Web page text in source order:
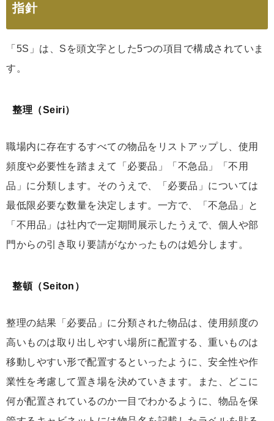
指針
「5S」は、Sを頭文字とした5つの項目で構成されていま
す。
整理（Seiri）
職場内に存在するすべての物品をリストアップし、使用
頻度や必要性を踏まえて「必要品」「不急品」「不用
品」に分類します。そのうえで、「必要品」については
最低限必要な数量を決定します。一方で、「不急品」と
「不用品」は社内で一定期間展示したうえで、個人や部
門からの引き取り要請がなかったものは処分します。
整頓（Seiton）
整理の結果「必要品」に分類された物品は、使用頻度の
高いものは取り出しやすい場所に配置する、重いものは
移動しやすい形で配置するといったように、安全性や作
業性を考慮して置き場を決めていきます。また、どこに
何が配置されているのか一目でわかるように、物品を保